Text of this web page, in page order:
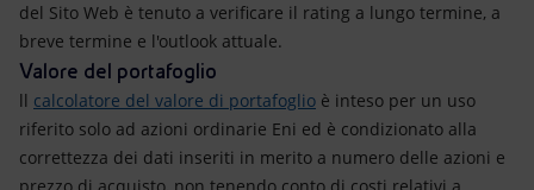
del Sito Web è tenuto a verificare il rating a lungo termine, a
breve termine e l'outlook attuale.
Valore del portafoglio
ll calcolatore del valore di portafoglio è inteso per un uso
riferito solo ad azioni ordinarie Eni ed è condizionato alla
correttezza dei dati inseriti in merito a numero delle azioni e